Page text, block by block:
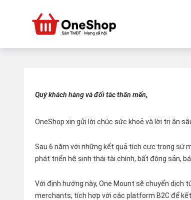
Quý khách hàng và đối tác thân mến,
OneShop xin gửi lời chúc sức khoẻ và lời tri ân
Sau 6 năm với những kết quả tích cực trong sứ
phát triển hệ sinh thái tài chính, bất động sản,
Với định hướng này, One Mount sẽ chuyển dịch
merchants, tích hợp với các platform B2C để